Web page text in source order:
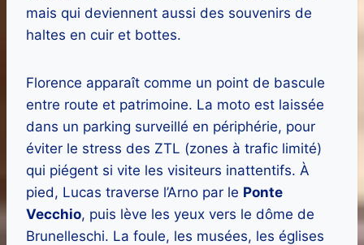
mais qui deviennent aussi des souvenirs de
haltes en cuir et bottes.
Florence apparaît comme un point de bascule
entre route et patrimoine. La moto est laissée
dans un parking surveillé en périphérie, pour
éviter le stress des ZTL (zones à trafic limité)
qui piégent si vite les visiteurs inattentifs. À
pied, Lucas traverse l’Arno par le Ponte
Vecchio, puis lève les yeux vers le dôme de
Brunelleschi. La foule, les musées, les églises